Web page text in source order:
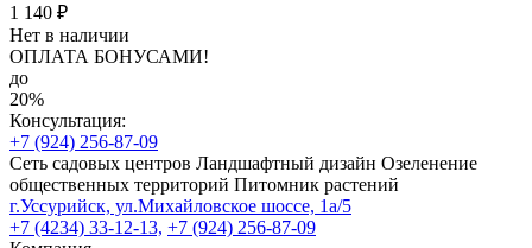
1 140 ₽
Нет в наличии
ОПЛАТА БОНУСАМИ!
до
20%
Консультация:
+7 (924) 256-87-09
Сеть садовых центров Ландшафтный дизайн Озеленение
общественных территорий Питомник растений
г.Уссурийск, ул.Михайловское шоссе, 1а/5
+7 (4234) 33-12-13, +7 (924) 256-87-09